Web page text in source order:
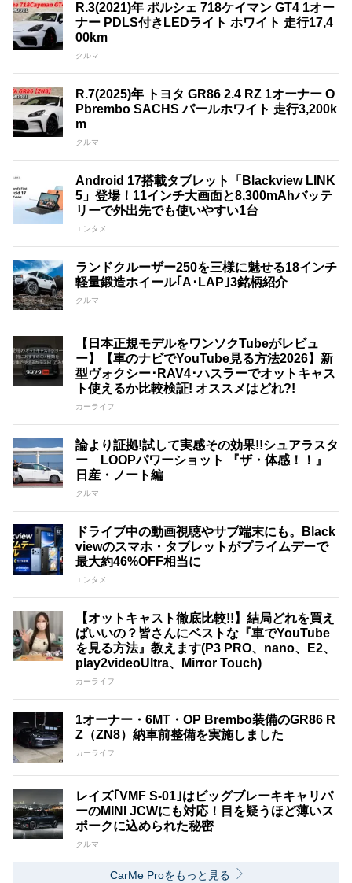
R.3(2021)年 ポルシェ 718ケイマン GT4 1オー
ナー PDLS付きLEDライト ホワイト 走行17,4
00km
クルマ
R.7(2025)年 トヨタ GR86 2.4 RZ 1オーナー O
Pbrembo SACHS パールホワイト 走行3,200k
m
クルマ
Android 17搭載タブレット「Blackview LINK
5」登場！11インチ大画面と8,300mAhバッテ
リーで外出先でも使いやすい1台
エンタメ
ランドクルーザー250を三様に魅せる18インチ
軽量鍛造ホイール｢A･LAP｣3銘柄紹介
クルマ
【日本正規モデルをワンソクTubeがレビュ
ー】【車のナビでYouTube見る方法2026】新
型ヴォクシー･RAV4･ハスラーでオットキャス
ト使えるか比較検証! オススメはどれ?!
カーライフ
論より証拠!試して実感その効果!!シュアラスタ
ー LOOPパワーショット 『ザ・体感！！』
日産・ノート編
クルマ
ドライブ中の動画視聴やサブ端末にも。Black
viewのスマホ・タブレットがプライムデーで
最大約46%OFF相当に
エンタメ
【オットキャスト徹底比較!!】結局どれを買え
ばいいの？皆さんにベストな『車でYouTube
を見る方法』教えます(P3 PRO、nano、E2、
play2videoUltra、Mirror Touch)
カーライフ
1オーナー・6MT・OP Brembo装備のGR86 R
Z（ZN8）納車前整備を実施しました
カーライフ
レイズ｢VMF S-01｣はビッグブレーキキャリパ
ーのMINI JCWにも対応！目を疑うほど薄いス
ポークに込められた秘密
クルマ
CarMe Proをもっと見る